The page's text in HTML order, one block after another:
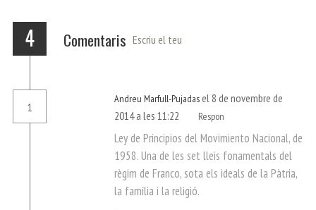
4 Comentaris Escriu el teu
1
Andreu Marfull-Pujadas el 8 de novembre de
2014 a les 11:22
Respon
Ley de Principios del Movimiento Nacional, de
1958. Una de les set lleis fonamentals del
règim de Franco, sota els ideals de la Pàtria,
la família i la religió.